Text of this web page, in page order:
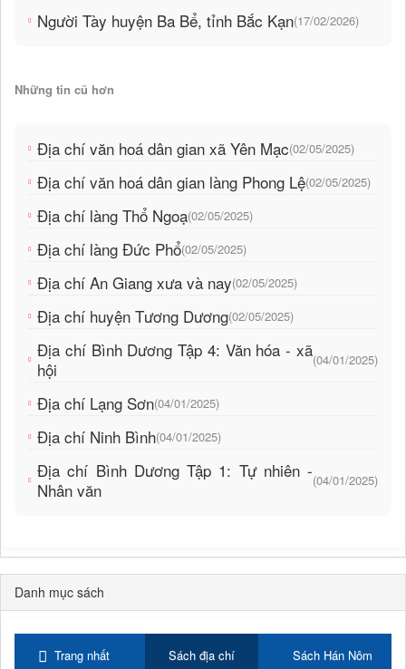
Người Tày huyện Ba Bể, tỉnh Bắc Kạn(17/02/2026)
Những tin cũ hơn
Địa chí văn hoá dân gian xã Yên Mạc(02/05/2025)
Địa chí văn hoá dân gian làng Phong Lệ(02/05/2025)
Địa chí làng Thổ Ngoạ(02/05/2025)
Địa chí làng Đức Phổ(02/05/2025)
Địa chí An Giang xưa và nay(02/05/2025)
Địa chí huyện Tương Dương(02/05/2025)
Địa chí Bình Dương Tập 4: Văn hóa - xã
hội
(04/01/2025)
Địa chí Lạng Sơn(04/01/2025)
Địa chí Ninh Bình(04/01/2025)
Địa chí Bình Dương Tập 1: Tự nhiên -
Nhân văn
(04/01/2025)
Danh mục sách
Trang nhất Sách địa chí Sách Hán Nôm